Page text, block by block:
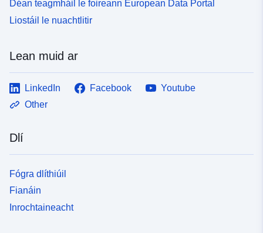
Déan teagmháil le foireann European Data Portal
Liostáil le nuachtlitir
Lean muid ar
LinkedIn Facebook
Youtube
Other
Dlí
Fógra dlíthiúil
Fianáin
Inrochtaineacht